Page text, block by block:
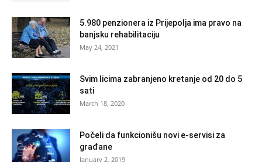
5.980 penzionera iz Prijepolja ima pravo na
banjsku rehabilitaciju
May 24, 2021
Svim licima zabranjeno kretanje od 20 do 5
sati
March 18, 2020
Počeli da funkcionišu novi e-servisi za
građane
January 2, 2019